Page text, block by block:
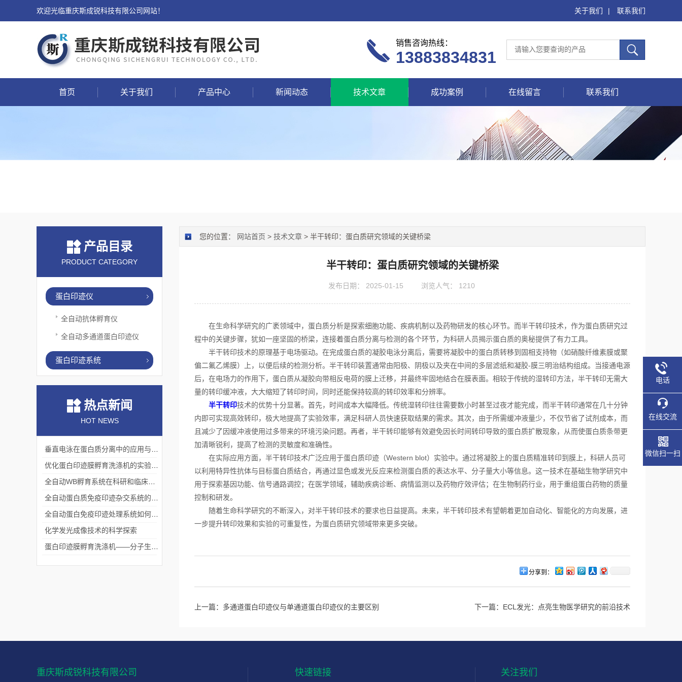
欢迎光临重庆斯成锐科技有限公司网站！ 关于我们 | 联系我们
销售咨询热线：
13883834831
首页 关于我们 产品中心 新闻动态 技术文章 成功案例 在线留言 联系我们
产品目录
PRODUCT CATEGORY
蛋白印迹仪
全自动抗体孵育仪
全自动多通道蛋白印迹仪
蛋白印迹系统
热点新闻
HOT NEWS
化学发光成像技术的科学探索
您的位置： 网站首页 > 技术文章 > 半干转印：蛋白质研究领域的关键桥梁
半干转印：蛋白质研究领域的关键桥梁
发布日期： 2025-01-15 浏览人气： 1210
在生命科学研究的广袤领域中，蛋白质分析是探索细胞功能、疾病机制以及药物研发的核心环节。而半干转印技术，作为蛋白质研究过
程中的关键步骤，犹如一座坚固的桥梁，连接着蛋白质分离与检测的各个环节，为科研人员揭示蛋白质的奥秘提供了有力工具。
半干转印技术的原理基于电场驱动。在完成蛋白质的凝胶电泳分离后，需要将凝胶中的蛋白质转移到固相支持物（如硝酸纤维素膜或聚
偏二氟乙烯膜）上，以便后续的检测分析。半干转印装置通常由阳极、阴极以及夹在中间的多层滤纸和凝胶-膜三明治结构组成。当接通电源
后，在电场力的作用下，蛋白质从凝胶向带相反电荷的膜上迁移，并最终牢固地结合在膜表面。相较于传统的湿转印方法，半干转印无需大
量的转印缓冲液，大大缩短了转印时间，同时还能保持较高的转印效率和分辨率。
半干转印技术的优势十分显著。首先，时间成本大幅降低。传统湿转印往往需要数小时甚至过夜才能完成，而半干转印通常在几十分钟
内即可实现高效转印，极大地提高了实验效率，满足科研人员快速获取结果的需求。其次，由于所需缓冲液量少，不仅节省了试剂成本，而
且减少了因缓冲液使用过多带来的环境污染问题。再者，半干转印能够有效避免因长时间转印导致的蛋白质扩散现象，从而使蛋白质条带更
加清晰锐利，提高了检测的灵敏度和准确性。
在实际应用方面，半干转印技术广泛应用于蛋白质印迹（Western blot）实验中。通过将凝胶上的蛋白质精准转印到膜上，科研人员可
以利用特异性抗体与目标蛋白质结合，再通过显色或发光反应来检测蛋白质的表达水平、分子量大小等信息。这一技术在基础生物学研究中
用于探索基因功能、信号通路调控；在医学领域，辅助疾病诊断、病情监测以及药物疗效评估；在生物制药行业，用于重组蛋白药物的质量
控制和研发。
随着生命科学研究的不断深入，对半干转印技术的要求也日益提高。未来，半干转印技术有望朝着更加自动化、智能化的方向发展，进
一步提升转印效果和实验的可重复性，为蛋白质研究领域带来更多突破。
分享到：
上一篇： 多通道蛋白印迹仪与单通道蛋白印迹仪的主要区别 下一篇： ECL发光：点亮生物医学研究的前沿技术
重庆斯成锐科技有限公司 快速链接 关注我们
电话
在线交流
微信扫一扫